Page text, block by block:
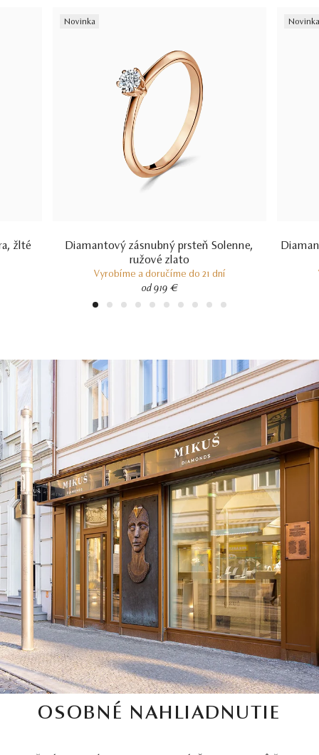
certifikácii diamantov sa dozviete aj v našich dvoch videách –
žlté
Novinka
Diamantový zásnubný prsteň Solenne,
ružové zlato
Vyrobíme a doručíme do 21 dní
od 919 €
Novinka
1 2 3 4 5 6 7 8 9 10
OSOBNÉ NAHLIADNUTIE